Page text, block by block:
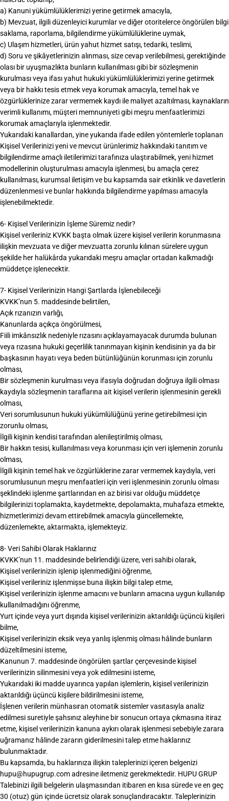
a) Kanuni yükümlülüklerimizi yerine getirmek amacıyla,
b) Mevzuat, ilgili düzenleyici kurumlar ve diğer otoritelerce öngörülen bilgi
saklama, raporlama, bilgilendirme yükümlülüklerine uymak,
c) Ulaşım hizmetleri, ürün yahut hizmet satışı, tedariki, teslimi,
d) Soru ve şikâyetlerinizin alınması, size cevap verilebilmesi, gerektiğinde
olası bir uyuşmazlıkta bunların kullanılması gibi bir sözleşmenin
kurulması veya ifası yahut hukuki yükümlülüklerimizi yerine getirmek
veya bir hakkı tesis etmek veya korumak amacıyla, temel hak ve
özgürlüklerinize zarar vermemek kaydı ile maliyet azaltılması, kaynakların
verimli kullanımı, müşteri memnuniyeti gibi meşru menfaatlerimizi
korumak amaçlarıyla işlenmektedir.
Yukarıdaki kanallardan, yine yukarıda ifade edilen yöntemlerle toplanan
Kişisel Verilerinizi yeni ve mevcut ürünlerimiz hakkındaki tanıtım ve
bilgilendirme amaçlı iletilerimizi tarafınıza ulaştırabilmek, yeni hizmet
modellerinin oluşturulması amacıyla işlenmesi, bu amaçla çerez
kullanılması, kurumsal iletişim ve bu kapsamda sair etkinlik ve davetlerin
düzenlenmesi ve bunlar hakkında bilgilendirme yapılması amacıyla
işlenebilmektedir.
6- Kişisel Verilerinizin İşleme Süremiz nedir?
Kişisel verileriniz KVKK başta olmak üzere kişisel verilerin korunmasına
ilişkin mevzuata ve diğer mevzuatta zorunlu kılınan sürelere uygun
şekilde her halükârda yukarıdaki meşru amaçlar ortadan kalkmadığı
müddetçe işlenecektir.
7- Kişisel Verilerinizin Hangi Şartlarda İşlenebileceği
KVKK’nun 5. maddesinde belirtilen,
Açık rızanızın varlığı,
Kanunlarda açıkça öngörülmesi,
Fiili imkânsızlık nedeniyle rızasını açıklayamayacak durumda bulunan
veya rızasına hukuki geçerlilik tanınmayan kişinin kendisinin ya da bir
başkasının hayatı veya beden bütünlüğünün korunması için zorunlu
olması,
Bir sözleşmenin kurulması veya ifasıyla doğrudan doğruya ilgili olması
kaydıyla sözleşmenin taraflarına ait kişisel verilerin işlenmesinin gerekli
olması,
Veri sorumlusunun hukuki yükümlülüğünü yerine getirebilmesi için
zorunlu olması,
İlgili kişinin kendisi tarafından alenileştirilmiş olması,
Bir hakkın tesisi, kullanılması veya korunması için veri işlemenin zorunlu
olması,
İlgili kişinin temel hak ve özgürlüklerine zarar vermemek kaydıyla, veri
sorumlusunun meşru menfaatleri için veri işlenmesinin zorunlu olması
şeklindeki işlenme şartlarından en az birisi var olduğu müddetçe
bilgilerinizi toplamakta, kaydetmekte, depolamakta, muhafaza etmekte,
hizmetlerimizi devam ettirebilmek amacıyla güncellemekte,
düzenlemekte, aktarmakta, işlemekteyiz.
8- Veri Sahibi Olarak Haklarınız
KVKK’nun 11. maddesinde belirlendiği üzere, veri sahibi olarak,
Kişisel verilerinizin işlenip işlenmediğini öğrenme,
Kişisel verileriniz işlenmişse buna ilişkin bilgi talep etme,
Kişisel verilerinizin işlenme amacını ve bunların amacına uygun kullanılıp
kullanılmadığını öğrenme,
Yurt içinde veya yurt dışında kişisel verilerinizin aktarıldığı üçüncü kişileri
bilme,
Kişisel verilerinizin eksik veya yanlış işlenmiş olması hâlinde bunların
düzeltilmesini isteme,
Kanunun 7. maddesinde öngörülen şartlar çerçevesinde kişisel
verilerinizin silinmesini veya yok edilmesini isteme,
Yukarıdaki iki madde uyarınca yapılan işlemlerin, kişisel verilerinizin
aktarıldığı üçüncü kişilere bildirilmesini isteme,
İşlenen verilerin münhasıran otomatik sistemler vasıtasıyla analiz
edilmesi suretiyle şahsınız aleyhine bir sonucun ortaya çıkmasına itiraz
etme, kişisel verilerinizin kanuna aykırı olarak işlenmesi sebebiyle zarara
uğramanız hâlinde zararın giderilmesini talep etme haklarınız
bulunmaktadır.
Bu kapsamda, bu haklarınıza ilişkin taleplerinizi içeren belgenizi
hupu@hupugrup.com adresine iletmeniz gerekmektedir. HUPU GRUP
Talebinizi ilgili belgelerin ulaşmasından itibaren en kısa sürede ve en geç
30 (otuz) gün içinde ücretsiz olarak sonuçlandıracaktır. Taleplerinizin